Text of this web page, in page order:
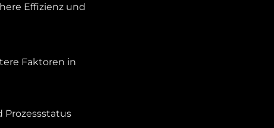
Effizienz und
Faktoren in
Prozessstatus